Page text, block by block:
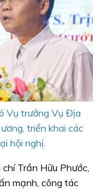
Vụ trưởng Vụ Địa
triển khai các
hội nghị.
Trần Hữu Phước,
mạnh, công tác